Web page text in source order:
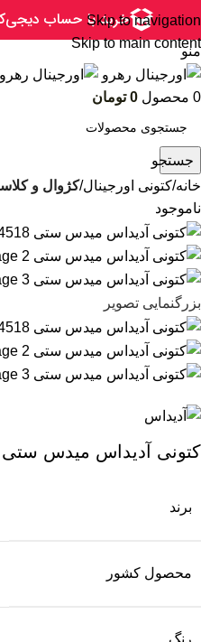
Skip to navigation
Skip to main content
منو
0 محصول 0 تومان
جستجو
خانه کتونی اورجینال کژوال و
ناموجود
بزرگنمایی تصویر
کتونی آدیداس میدس ستی adidas midcity IE4518
برند
محصول کشور